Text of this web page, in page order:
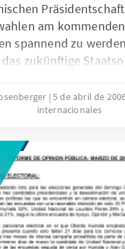
am
spannend zu
zukünftige
wer stärkste Fraktion
ist lediglich, dass der
5 de abril de
internacionales